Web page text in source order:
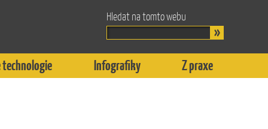
Hledat na tomto webu
technologie Infografiky Z praxe